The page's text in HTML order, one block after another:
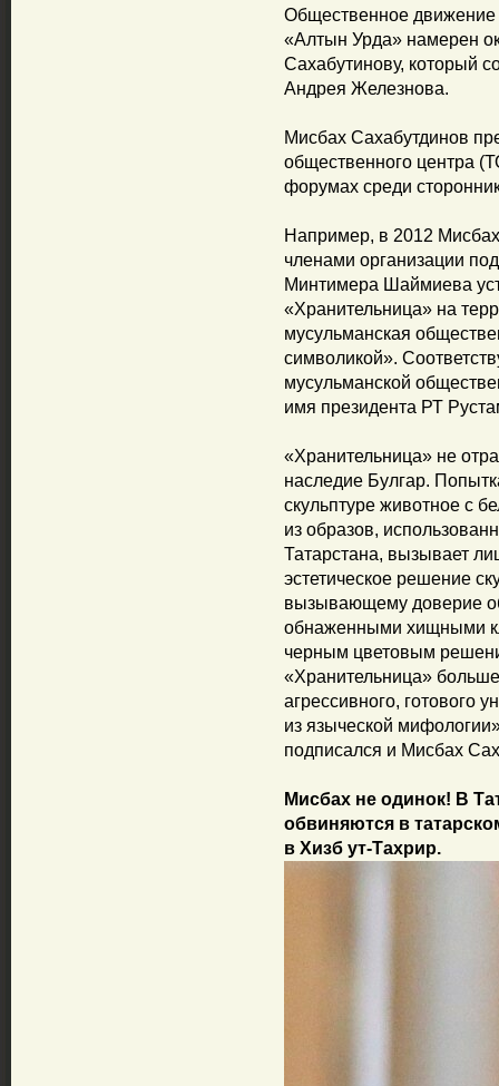
Общественное движение
«Алтын Урда» намерен
Сахабутинову, который
Андрея Железнова.
Мисбах Сахабутдинов
общественного центра
форумах среди
Например, в 2012
членами организации
Минтимера Шаймиева
«Хранительница» на
мусульманская
символикой».
мусульманской
имя президента РТ
«Хранительница» не
наследие Булгар.
скульптуре животное с
из образов,
Татарстана, вызывает
эстетическое решение
вызывающему доверие
обнаженными хищными
черным цветовым
«Хранительница» больше
агрессивного, готового
из языческой
подписался и Мисбах
Мисбах не одинок! В
обвиняются в
в Хизб ут-Тахрир.